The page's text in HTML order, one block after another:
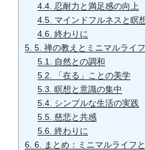
4.4. 忍耐力と満足感の向上
4.5. マインドフルネスと瞑
4.6. 終わりに
5. 5. 禅の教えとミニマルライ
5.1.
自然との調和
5.2.
「在る」ことの美学
5.3. 瞑想と意識の集中
5.4. シンプルな生活の実践
5.5. 慈悲と共感
5.6. 終わりに
6. 6. まとめ：ミニマルライフ